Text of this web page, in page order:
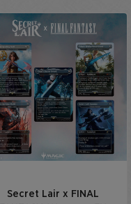
Secret Lair x FINAL